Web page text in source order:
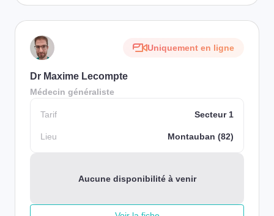
Uniquement en ligne
Dr Maxime Lecompte
Médecin généraliste
Tarif Secteur 1
Lieu Montauban (82)
Aucune disponibilité à venir